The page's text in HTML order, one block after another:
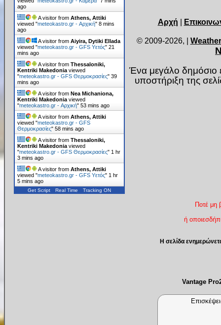
ago
A visitor fromAthens, Attiki
viewed "meteokastro.gr - Αρχική"8 mins
ago
A visitor fromAiyira, Dytiki Ellada
viewed "meteokastro.gr - GFS Υετός"21
mins ago
A visitor fromThessaloniki,
Kentriki Makedonia viewed
"meteokastro.gr - GFS Θερμοκρασίες"39
mins ago
A visitor fromNea Michaniona,
Kentriki Makedonia viewed
"meteokastro.gr - Αρχική"53 mins ago
A visitor fromAthens, Attiki
viewed "meteokastro.gr - GFS
Θερμοκρασίες"58 mins ago
A visitor fromThessaloniki,
Kentriki Makedonia viewed
"meteokastro.gr - GFS Θερμοκρασίες" 1 hr
3 mins ago
A visitor fromAthens, Attiki
viewed "meteokastro.gr - GFS Υετός" 1 hr
5 mins ago
Get Script Real Time Tracking ON
Αρχή |
© 2009-2026, |
Ένα μεγάλο δημόσιο
υποστήριξη της
Ποτέ μη
ή
Η σελίδα
Vantage